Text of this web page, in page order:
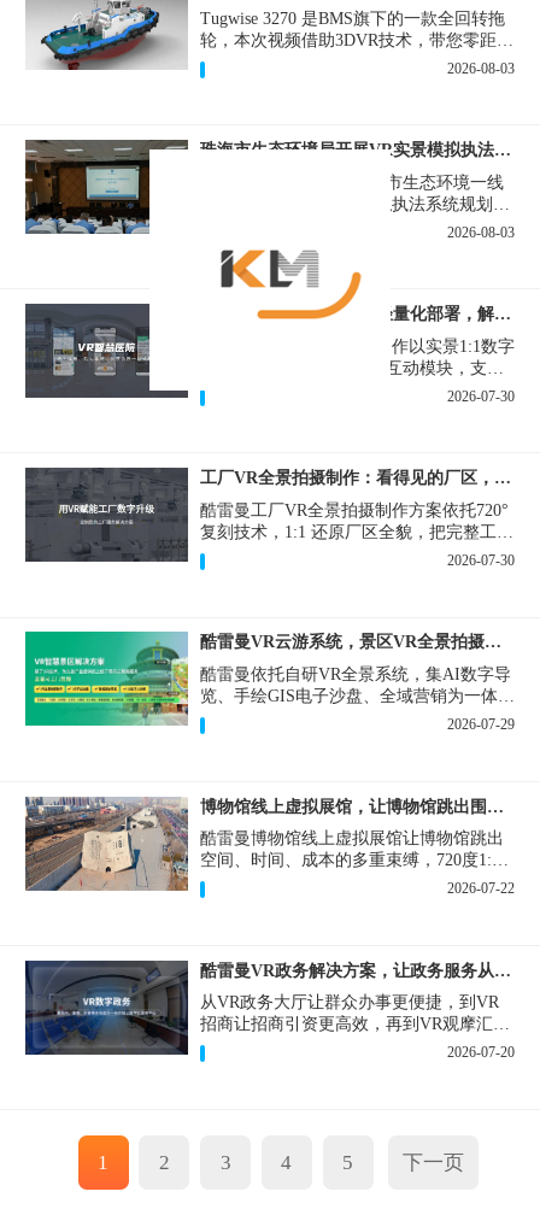
Tugwise 3270 是BMS旗下的一款全回转拖
轮，本次视频借助3DVR技术，带您零距离
透视这艘拖轮的内外构造，沉浸式探索每
一处细节。
2026-08-03
珠海市生态环境局开展VR实景模拟执法专题培训
珠海市生态环境局组织全市生态环境一线
执法骨干开展VR实景模拟执法系统规划建
设和教学培训，持续推进科技赋能生态环
境执法，夯实队伍办案“基本功”。
2026-08-03
医院VR全景拍摄制作：轻量化部署，解决医患真实痛点
酷雷曼医院VR全景拍摄制作以实景1:1数字
化复刻为基础，拓展远程互动模块，支持
定制，轻量化搭建部署，可挂载在公众
号、官网等线上平台。
2026-07-30
工厂VR全景拍摄制作：看得见的厂区，省下来的成本
酷雷曼工厂VR全景拍摄制作方案依托720°
复刻技术，1:1 还原厂区全貌，把完整工厂
搬进手机、电脑大屏，既是工厂对外拓客
的数字化名片，也是内部管理、人员培训
2026-07-30
酷雷曼VR云游系统，景区VR全景拍摄制作一站式落地
酷雷曼依托自研VR全景系统，集AI数字导
览、手绘GIS电子沙盘、全域营销为一体，
打造从VR全景拍摄制作到成熟VR云游落
地案例。
2026-07-29
博物馆线上虚拟展馆，让博物馆跳出围墙让历史随处可及
酷雷曼博物馆线上虚拟展馆让博物馆跳出
空间、时间、成本的多重束缚，720度1:1
实景复刻的VR数字展厅，已经成为博物馆
数字化刚需新基建。
2026-07-22
酷雷曼VR政务解决方案，让政务服务从“看得见”开始
从VR政务大厅让群众办事更便捷，到VR
招商让招商引资更高效，再到VR观摩汇报
让政务成果更直观，酷雷曼VR政务解决方
案，解锁政务服务新体验，让服务从“看得
2026-07-20
1 2 3 4 5 下一页